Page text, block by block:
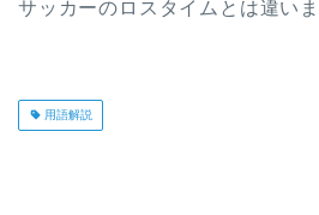
サッカーのロスタイムとは違いま
用語解説